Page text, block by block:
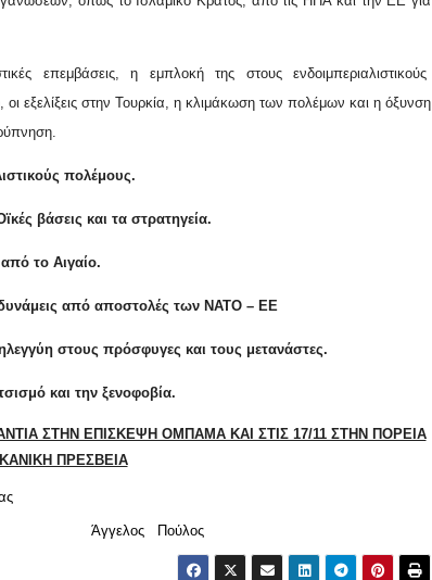
επεμβάσεις, η εμπλοκή της στους ενδοιμπεριαλιστικούς
στην Τουρκία, η κλιμάκωση των πολέμων και η όξυνση
πολέμους.
βάσεις και τα στρατηγεία.
το Αιγαίο.
δυνάμεις από αποστολές των ΝΑΤΟ – ΕΕ
στους πρόσφυγες και τους μετανάστες.
και την ξενοφοβία.
ΣΤΗΝ ΕΠΙΣΚΕΨΗ ΟΜΠΑΜΑ ΚΑΙ ΣΤΙΣ 17/11 ΣΤΗΝ ΠΟΡΕΙΑ
ΠΡΕΣΒΕΙΑ
Άγγελος Πούλος